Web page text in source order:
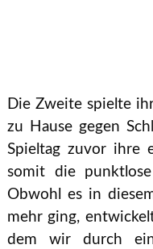
Die Zweite spielte
zu Hause gegen
Spieltag zuvor ihre
somit die
Obwohl es in
mehr ging,
dem wir durch